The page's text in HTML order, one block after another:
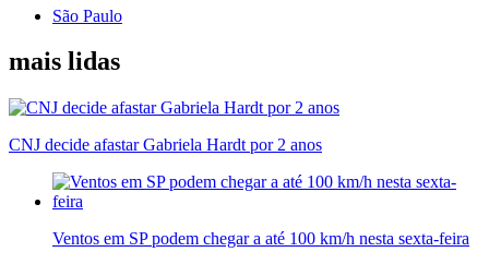
São Paulo
mais lidas
CNJ decide afastar Gabriela Hardt por 2 anos
Ventos em SP podem chegar a até 100 km/h nesta sexta-feira